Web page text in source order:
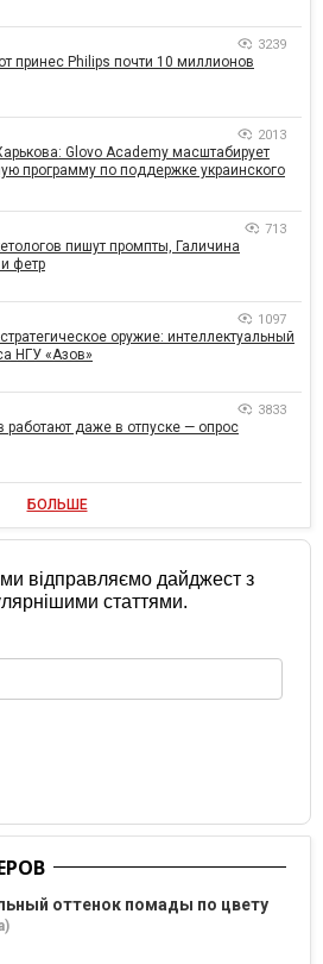
3239
принес Philips почти 10 миллионов
2013
Glovo Academy масштабирует
программу по поддержке украинского
713
пишут промпты, Галичина
фетр
1097
оружие: интеллектуальный
НГУ «Азов»
3833
работают даже в отпуске — опрос
БОЛЬШЕ
відправляємо дайджест з
статтями.
оттенок помады по цвету